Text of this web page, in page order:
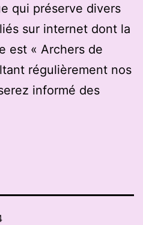
qui préserve divers
sur internet dont la
est « Archers de
régulièrement nos
informé des